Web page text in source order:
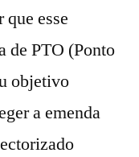
esse
de PTO (Ponto
objetivo
a emenda